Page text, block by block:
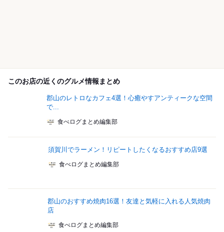
このお店の近くのグルメ情報まとめ
郡山のレトロなカフェ4選！心癒やすアンティークな空間
で...
食べログまとめ編集部
須賀川でラーメン！リピートしたくなるおすすめ店9選
食べログまとめ編集部
郡山のおすすめ焼肉16選！友達と気軽に入れる人気焼肉
店
食べログまとめ編集部